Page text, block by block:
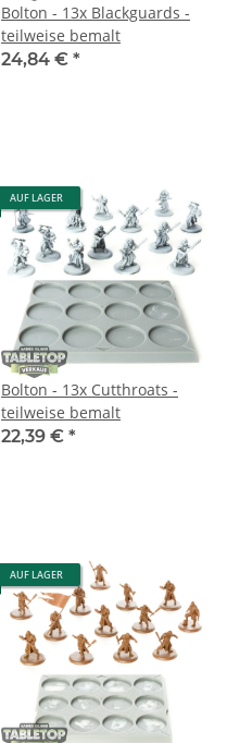
Bolton - 13x Blackguards -
teilweise bemalt
24,84 € *
AUF LAGER
Bolton - 13x Cutthroats -
teilweise bemalt
22,39 € *
AUF LAGER